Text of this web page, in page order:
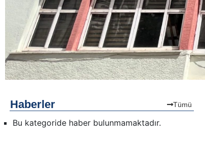
Haberler Tümü
Bu kategoride haber bulunmamaktadır.